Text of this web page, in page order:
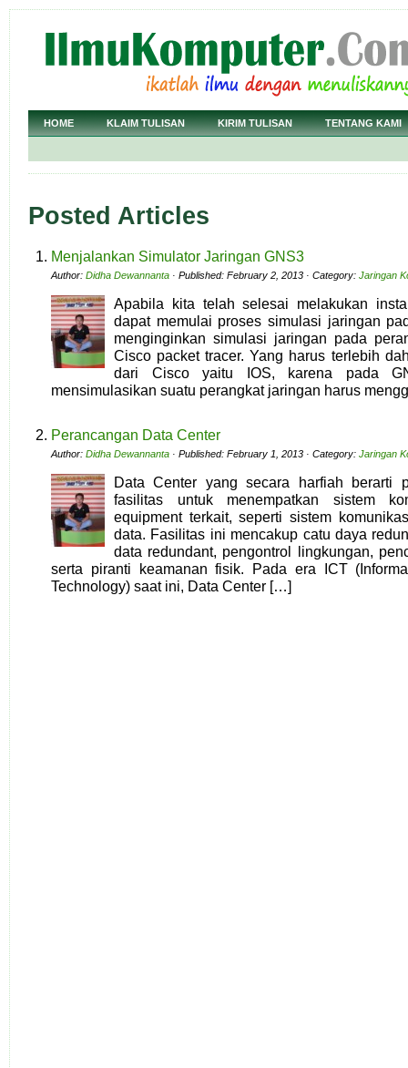
HOME KLAIM TULISAN KIRIM TULISAN TENTANG KAMI
Posted Articles
Menjalankan Simulator Jaringan GNS3
Author: Didha Dewannanta · Published: February 2, 2013 · Category: Jaringan
Apabila kita telah selesai melakukan
dapat memulai proses simulasi jaringan
menginginkan simulasi jaringan pada
Cisco packet tracer. Yang harus terlebih
dari Cisco yaitu IOS, karena pada
mensimulasikan suatu perangkat jaringan harus
Perancangan Data Center
Author: Didha Dewannanta · Published: February 1, 2013 · Category: Jaringan
Data Center yang secara harfiah berarti
fasilitas untuk menempatkan sistem
equipment terkait, seperti sistem
data. Fasilitas ini mencakup catu daya
data redundant, pengontrol lingkungan,
serta piranti keamanan fisik. Pada era ICT
Technology) saat ini, Data Center […]